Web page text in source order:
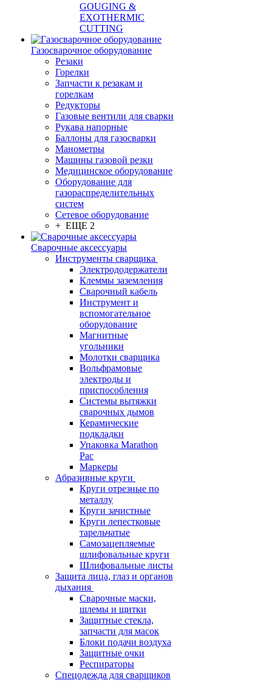
GOUGING &
EXOTHERMIC
CUTTING
Газосварочное оборудование
Резаки
Горелки
Запчасти к резакам и
горелкам
Редукторы
Газовые вентили для сварки
Рукава напорные
Баллоны для газосварки
Манометры
Машины газовой резки
Медицинское оборудование
Оборудование для
газораспределительных
систем
Сетевое оборудование
+ ЕЩЕ 2
Сварочные аксессуары
Инструменты сварщика
Электрододержатели
Клеммы заземления
Сварочный кабель
Инструмент и
вспомогательное
оборудование
Магнитные
угольники
Молотки сварщика
Вольфрамовые
электроды и
приспособления
Системы вытяжки
сварочных дымов
Керамические
подкладки
Упаковка Marathon
Pac
Маркеры
Абразивные круги
Круги отрезные по
металлу
Круги зачистные
Круги лепестковые
тарельчатые
Самозацепляемые
шлифовальные круги
Шлифовальные листы
Защита лица, глаз и органов
дыхания
Сварочные маски,
шлемы и щитки
Защитные стекла,
запчасти для масок
Блоки подачи воздуха
Защитные очки
Респираторы
Спецодежда для сварщиков